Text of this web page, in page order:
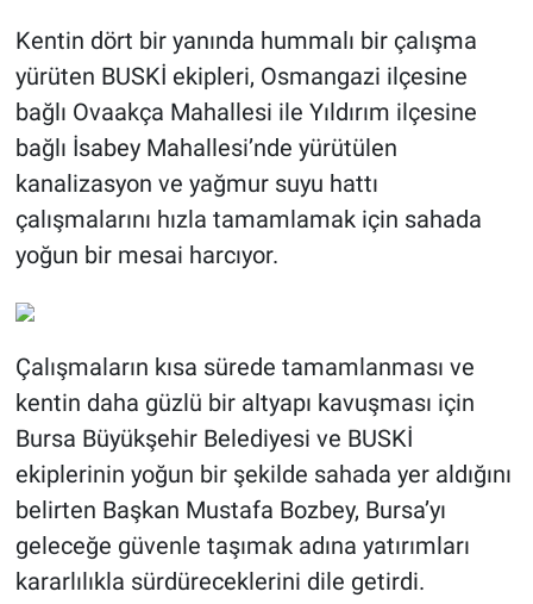
Kentin dört bir yanında hummalı bir çalışma
yürüten BUSKİ ekipleri, Osmangazi ilçesine
bağlı Ovaakça Mahallesi ile Yıldırım ilçesine
bağlı İsabey Mahallesi’nde yürütülen
kanalizasyon ve yağmur suyu hattı
çalışmalarını hızla tamamlamak için sahada
yoğun bir mesai harcıyor.
Çalışmaların kısa sürede tamamlanması ve
kentin daha güzlü bir altyapı kavuşması için
Bursa Büyükşehir Belediyesi ve BUSKİ
ekiplerinin yoğun bir şekilde sahada yer aldığını
belirten Başkan Mustafa Bozbey, Bursa’yı
geleceğe güvenle taşımak adına yatırımları
kararlılıkla sürdüreceklerini dile getirdi.